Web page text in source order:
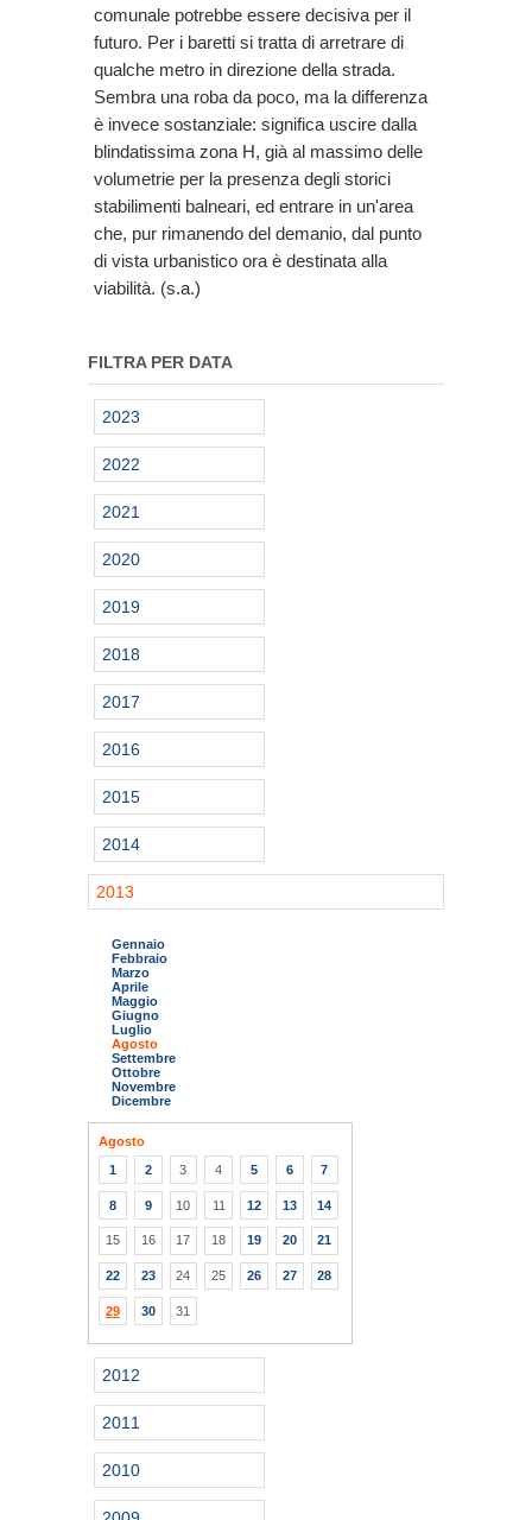
comunale potrebbe essere decisiva per il
futuro. Per i baretti si tratta di arretrare di
qualche metro in direzione della strada.
Sembra una roba da poco, ma la differenza
è invece sostanziale: significa uscire dalla
blindatissima zona H, già al massimo delle
volumetrie per la presenza degli storici
stabilimenti balneari, ed entrare in un'area
che, pur rimanendo del demanio, dal punto
di vista urbanistico ora è destinata alla
viabilità. (s.a.)
FILTRA PER DATA
2023
2022
2021
2020
2019
2018
2017
2016
2015
2014
2013
Gennaio
Febbraio
Marzo
Aprile
Maggio
Giugno
Luglio
Agosto
Settembre
Ottobre
Novembre
Dicembre
Agosto
1
2 3 4 5 6 7
8 9 10 11 12 13 14
15 16 17 18 19 20 21
22 23 24 25 26 27 28
29 30 31
2012
2011
2010